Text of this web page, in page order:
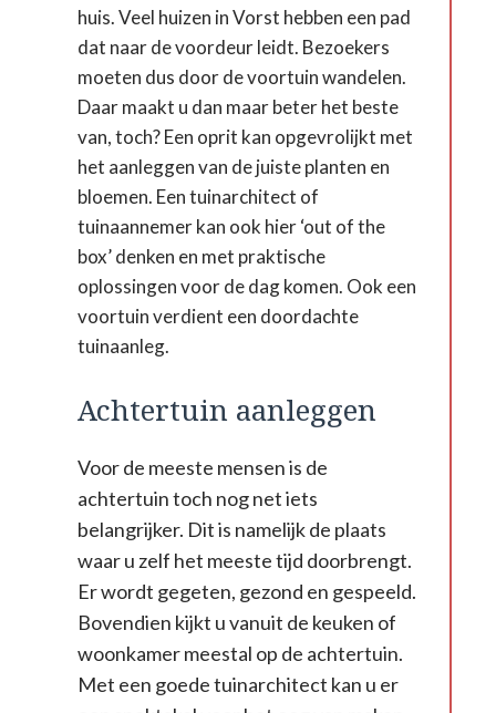
huis. Veel huizen in Vorst hebben een pad
dat naar de voordeur leidt. Bezoekers
moeten dus door de voortuin wandelen.
Daar maakt u dan maar beter het beste
van, toch? Een oprit kan opgevrolijkt met
het aanleggen van de juiste planten en
bloemen. Een tuinarchitect of
tuinaannemer kan ook hier ‘out of the
box’ denken en met praktische
oplossingen voor de dag komen. Ook een
voortuin verdient een doordachte
tuinaanleg.
Achtertuin aanleggen
Voor de meeste mensen is de
achtertuin toch nog net iets
belangrijker. Dit is namelijk de plaats
waar u zelf het meeste tijd doorbrengt.
Er wordt gegeten, gezond en gespeeld.
Bovendien kijkt u vanuit de keuken of
woonkamer meestal op de achtertuin.
Met een goede tuinarchitect kan u er